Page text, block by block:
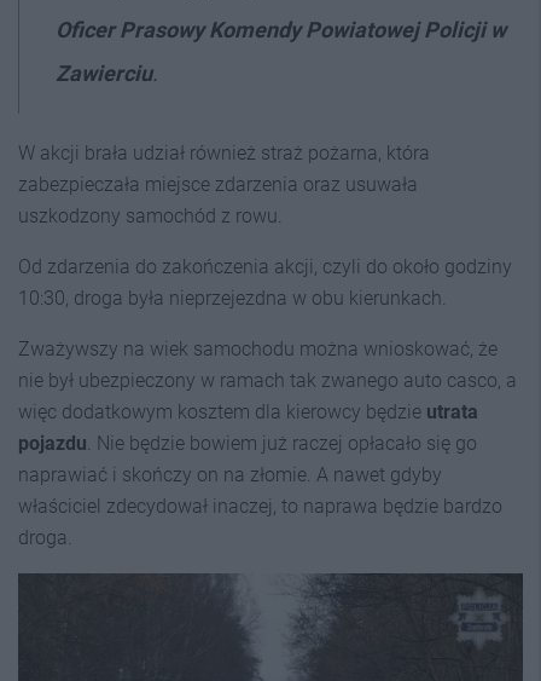
Oficer Prasowy Komendy Powiatowej Policji w
Zawierciu.
W akcji brała udział również straż pożarna, która
zabezpieczała miejsce zdarzenia oraz usuwała
uszkodzony samochód z rowu.
Od zdarzenia do zakończenia akcji, czyli do około godziny
10:30, droga była nieprzejezdna w obu kierunkach.
Zważywszy na wiek samochodu można wnioskować, że
nie był ubezpieczony w ramach tak zwanego auto casco, a
więc dodatkowym kosztem dla kierowcy będzie utrata
pojazdu. Nie będzie bowiem już raczej opłacało się go
naprawiać i skończy on na złomie. A nawet gdyby
właściciel zdecydował inaczej, to naprawa będzie bardzo
droga.